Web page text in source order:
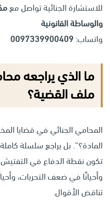
للاستشارة الجنائية تواصل مع
والوساطة القانونية
واتساب:0097339900409
ما الذي يراجعه
ملف القضية؟
المحامي الجنائي في قضايا
المادة؟”. بل يراجع سلسلة كاملة
تكون نقطة الدفاع في التفتيش،
وأحيانًا في ضعف التحريات،
تناقض الأقوال.